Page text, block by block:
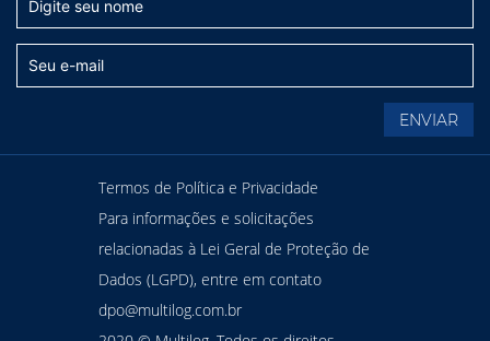
Termos de Política e Privacidade
Para informações e solicitações
relacionadas à Lei Geral de Proteção de
Dados (LGPD), entre em contato
dpo@multilog.com.br